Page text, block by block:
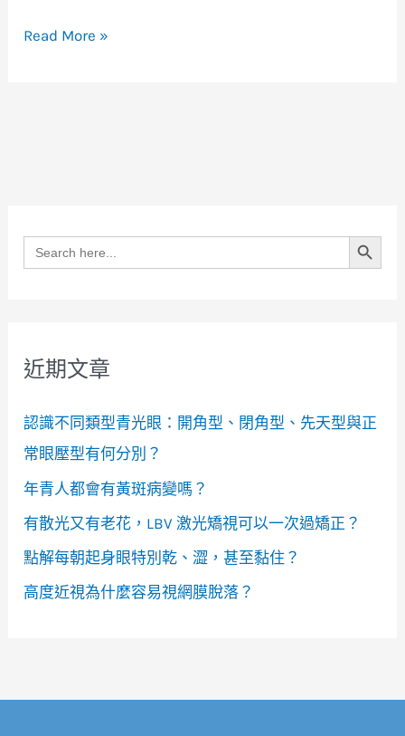
Read More »
Search
for:
Search Button
近期文章
認識不同類型青光眼：開角型、閉角型、先天型與正
常眼壓型有何分別？
年青人都會有黃斑病變嗎？
有散光又有老花，LBV 激光矯視可以一次過矯正？
點解每朝起身眼特別乾、澀，甚至黏住？
高度近視為什麼容易視網膜脫落？